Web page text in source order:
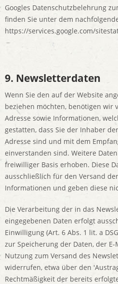
Googles Datenschutzbelehrung
finden Sie unter dem
https://services.google.com/
9. Newsletterdaten
Wenn Sie den auf der Website
beziehen möchten, benötigen wir
Adresse sowie Informationen,
gestatten, dass Sie der Inhaber
Adresse sind und mit dem
einverstanden sind. Weitere
freiwilliger Basis erhoben. Diese
ausschließlich für den Versand
Informationen und geben diese
Die Verarbeitung der in das
eingegebenen Daten erfolgt
Einwilligung (Art. 6 Abs. 1 lit. a
zur Speicherung der Daten, der
Nutzung zum Versand des
widerrufen, etwa über den
Rechtmäßigkeit der bereits